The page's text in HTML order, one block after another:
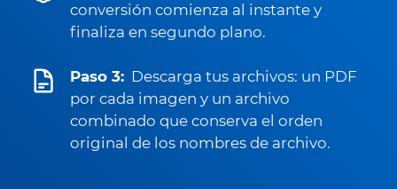
conversión comienza al instante y
finaliza en segundo plano.
Paso 3: Descarga tus archivos: un PDF
por cada imagen y un archivo
combinado que conserva el orden
original de los nombres de archivo.